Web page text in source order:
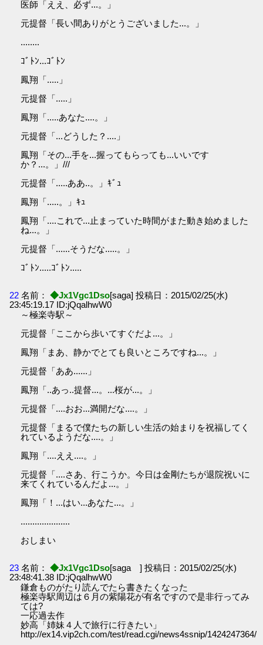
医師「ええ、必ず...。」
元提督「長い間ありがとうございました...。」
........
ｺﾞﾄﾝ...ｺﾞﾄﾝ
鳳翔「.....」
元提督「.....」
鳳翔「.....あなた....。」
元提督「...どうした？....」
鳳翔「その...手を...握ってもらっても...いいです
か？...。」///
元提督「.....ああ..。」ｷﾞｭ
鳳翔「.....。」ｷｭ
鳳翔「....これで...止まっていた時間がまた動き始めました
ね...。」
元提督「......そうだな.....。」
ｺﾞﾄﾝ.....ｺﾞﾄﾝ.....
22 名前： ◆Jx1Vgc1Dso[saga] 投稿日：2015/02/25(水)
23:45:19.17 ID:jQqalhwW0
～極楽寺駅～
元提督「ここから歩いてすぐだよ...。」
鳳翔「まあ、静かでとても良いところですね...。」
元提督「ああ......」
鳳翔「..あっ..提督...。...桜が...。」
元提督「....おお...満開だな....。」
元提督「まるで僕たちの新しい生活の始まりを祝福してく
れているようだな....。」
鳳翔「....ええ....。」
元提督「....さあ、行こうか。今日は金剛たちが退院祝いに
来てくれているんだよ...。」
鳳翔「！...はい...あなた...。」
.....................
おしまい
23 名前： ◆Jx1Vgc1Dso[saga ] 投稿日：2015/02/25(水)
23:48:41.38 ID:jQqalhwW0
鎌倉ものがたり読んでたら書きたくなった
極楽寺駅周辺は６月の紫陽花が有名ですので是非行ってみ
ては?
一応過去作
妙高「姉妹４人で旅行に行きたい」
http://ex14.vip2ch.com/test/read.cgi/news4ssnip/1424247364/